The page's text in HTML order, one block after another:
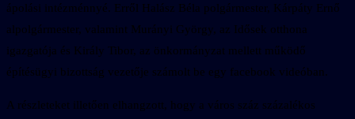
ápolási intézménnyé. Erről Halász Béla polgármester, Kárpáty Ernő
alpolgármester, valamint Murányi György, az Idősek otthona
igazgatója és Király Tibor, az önkormányzat mellett működő
építésügyi bizottság vezetője számolt be egy facebook videóban.
A részleteket illetően elhangzott, hogy a város száz százalékos